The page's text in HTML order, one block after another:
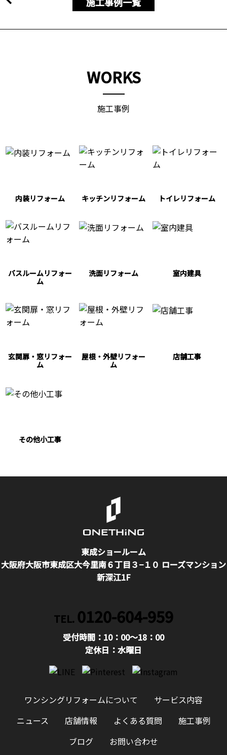
WORKS
施工事例
内装リフォーム キッチンリフォーム トイレリフォーム
バスルームリフォー
ム
洗面リフォーム 室内建具
玄関扉・窓リフォー
ム
屋根・外壁リフォー
ム
店舗工事
その他小工事
東成ショールーム
大阪府大阪市東成区大今里南６丁目３−１０ ローズマンション
新深江1F
TEL. 0120-604-959
受付時間：10：00〜18：00
定休日：水曜日
ワンシングリフォームについて
サービス内容
ニュース
店舗情報 よくある質問
施工事例
ブログ
お問い合わせ